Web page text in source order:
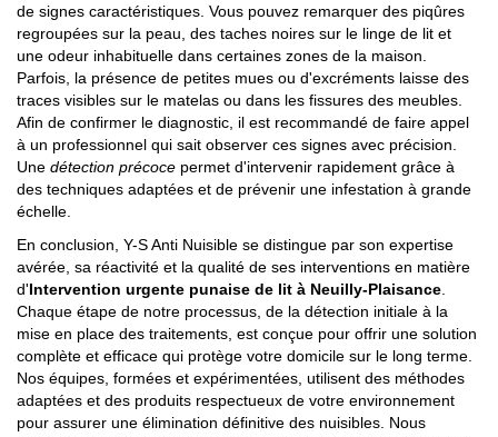
de signes caractéristiques. Vous pouvez remarquer des piqûres
regroupées sur la peau, des taches noires sur le linge de lit et
une odeur inhabituelle dans certaines zones de la maison.
Parfois, la présence de petites mues ou d'excréments laisse des
traces visibles sur le matelas ou dans les fissures des meubles.
Afin de confirmer le diagnostic, il est recommandé de faire appel
à un professionnel qui sait observer ces signes avec précision.
Une détection précoce permet d'intervenir rapidement grâce à
des techniques adaptées et de prévenir une infestation à grande
échelle.
En conclusion, Y-S Anti Nuisible se distingue par son expertise
avérée, sa réactivité et la qualité de ses interventions en matière
d'Intervention urgente punaise de lit à Neuilly-Plaisance.
Chaque étape de notre processus, de la détection initiale à la
mise en place des traitements, est conçue pour offrir une solution
complète et efficace qui protège votre domicile sur le long terme.
Nos équipes, formées et expérimentées, utilisent des méthodes
adaptées et des produits respectueux de votre environnement
pour assurer une élimination définitive des nuisibles. Nous